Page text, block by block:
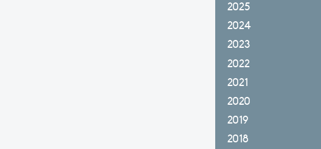
2025
2024
2023
2022
2021
2020
2019
2018